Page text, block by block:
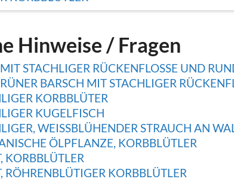
Hinweise / Fragen
STACHLIGER RÜCKENFLOSSE UND
BARSCH MIT STACHLIGER
KORBBLÜTER
KUGELFISCH
WEISSBLÜHENDER STRAUCH AN
ÖLPFLANZE, KORBBLÜTLER
KORBBLÜTLER
RÖHRENBLÜTIGER KORBBLÜTLER